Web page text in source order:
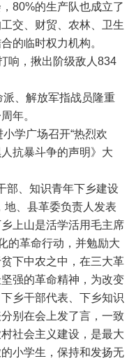
80%的生产队也成立了
交、财贸、农林、卫生
的临时权力机构。
响，揪出阶级敌人834
、解放军指战员隆重
年。
学广场召开“热烈欢
抗暴斗争的声明》大
部、知识青年下乡建设
地、县革委负责人发表
上山是活学活用毛主席
的革命行动，并勉励大
下中农之中，在三大革
强的革命精神，为改变
乡干部代表、下乡知识
别在会上发了言，一致
社会主义建设，是最大
小学生，保持和发扬无